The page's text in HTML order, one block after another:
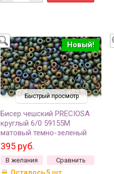
Быстрый просмотр
Новый!
Бисер чешский PRECIOSA
круглый 6/0 59155М
матовый темно-зеленый
непрозрачный ирис, 50г
395 руб.
В желания Сравнить
Осталось 5 шт.